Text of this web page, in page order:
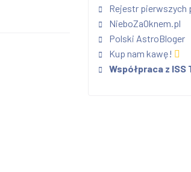
Rejestr
NieboZaOknem.pl
Polski AstroBloger
Kup nam kawę!
Współpraca z ISS